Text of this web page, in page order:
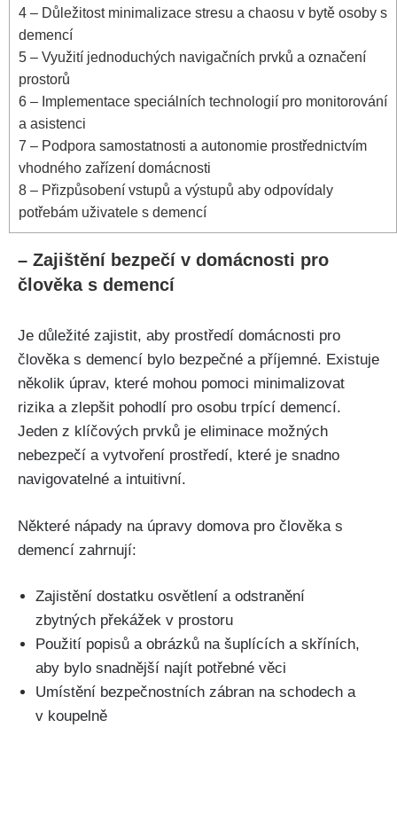
4 – Důležitost minimalizace stresu a chaosu v bytě osoby s
demencí
5 – Využití jednoduchých navigačních prvků a označení
prostorů
6 – Implementace speciálních technologií pro monitorování
a asistenci
7 – Podpora samostatnosti a autonomie prostřednictvím
vhodného zařízení domácnosti
8 – Přizpůsobení vstupů a výstupů aby odpovídaly
potřebám uživatele s demencí
– Zajištění bezpečí v domácnosti pro
člověka s demencí
Je důležité zajistit, aby prostředí domácnosti pro
člověka s demencí bylo bezpečné a příjemné. Existuje
několik úprav, které mohou pomoci minimalizovat
rizika a zlepšit pohodlí pro osobu trpící demencí.
Jeden z klíčových prvků je eliminace možných
nebezpečí a vytvoření prostředí, které je snadno
navigovatelné a intuitivní.
Některé nápady na úpravy domova pro člověka s
demencí zahrnují:
Zajistění dostatku osvětlení a odstranění
zbytných překážek v prostoru
Použití popisů a obrázků na šuplících a skříních,
aby bylo snadnější najít potřebné věci
Umístění bezpečnostních zábran na schodech a
v koupelně